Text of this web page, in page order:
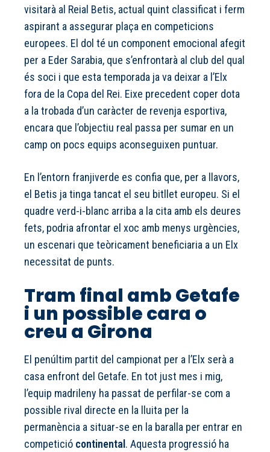
visitarà al Reial Betis, actual quint classificat i ferm
aspirant a assegurar plaça en competicions
europees. El dol té un component emocional afegit
per a Eder Sarabia, que s’enfrontarà al club del qual
és soci i que esta temporada ja va deixar a l’Elx
fora de la Copa del Rei. Eixe precedent coper dota
a la trobada d’un caràcter de revenja esportiva,
encara que l’objectiu real passa per sumar en un
camp on pocs equips aconseguixen puntuar.
En l’entorn franjiverde es confia que, per a llavors,
el Betis ja tinga tancat el seu bitllet europeu. Si el
quadre verd-i-blanc arriba a la cita amb els deures
fets, podria afrontar el xoc amb menys urgències,
un escenari que teòricament beneficiaria a un Elx
necessitat de punts.
Tram final amb Getafe
i un possible cara o
creu a Girona
El penúltim partit del campionat per a l’Elx serà a
casa enfront del Getafe. En tot just mes i mig,
l’equip madrileny ha passat de perfilar-se com a
possible rival directe en la lluita per la
permanència a situar-se en la baralla per entrar en
competició continental . Aquesta progressió ha